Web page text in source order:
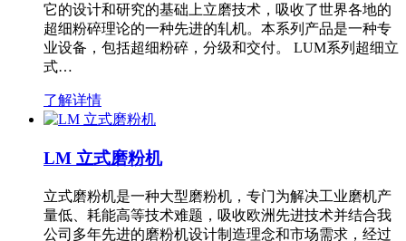
它的设计和研究的基础上立磨技术，吸收了世界各地的
超细粉碎理论的一种先进的轧机。本系列产品是一种专
业设备，包括超细粉碎，分级和交付。 LUM系列超细立
式…
了解详情
LM 立式磨粉机
立式磨粉机是一种大型磨粉机，专门为解决工业磨机产
量低、耗能高等技术难题，吸收欧洲先进技术并结合我
公司多年先进的磨粉机设计制造理念和市场需求，经过